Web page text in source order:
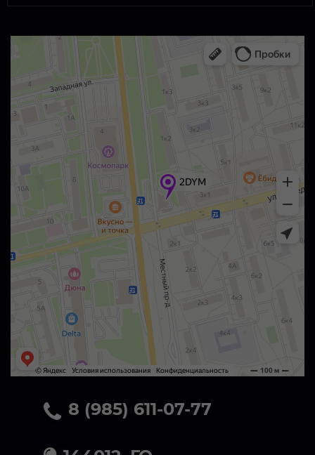
8 (985) 611-07-77